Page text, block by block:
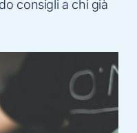
consigli a chi già